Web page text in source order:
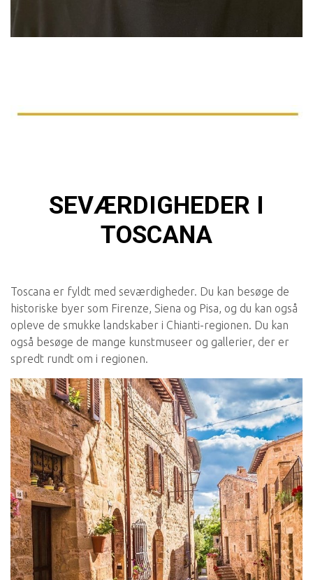
SEVÆRDIGHEDER I
TOSCANA
Toscana er fyldt med seværdigheder. Du kan besøge de
historiske byer som Firenze, Siena og Pisa, og du kan også
opleve de smukke landskaber i Chianti-regionen. Du kan
også besøge de mange kunstmuseer og gallerier, der er
spredt rundt om i regionen.